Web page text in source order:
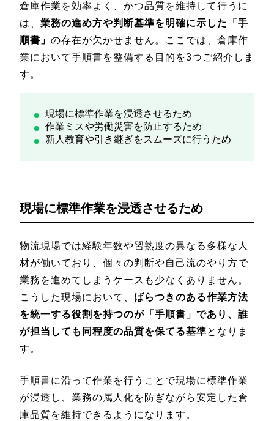
倉庫作業を効率よく、かつ品質を維持して行うに
は、 業務の進め方や判断基準を明確に示した「手
順書」 の存在が欠かせません。ここでは、倉庫作
業において手順書を整備する目的を3つご紹介しま
す。
現場に標準作業を浸透させるため
作業ミスや労働災害を防止するため
新人教育や引き継ぎをスムーズに行うため
現場に標準作業を浸透させるため
物流現場では経験年数や習熟度の異なる多様な人
材が働いており、個々の判断や自己流のやり方で
業務を進めてしまうケースも少なくありません。
こうした現場において、 ばらつきのある作業方法
を統一する役割を持つのが「手順書」であり、誰
が担当しても同程度の品質を保てる基準となりま
す。
手順書に沿って作業を行うことで現場に標準作業
が浸透し、業務の属人化を防ぎながら安定した倉
庫品質を維持できるようになります。